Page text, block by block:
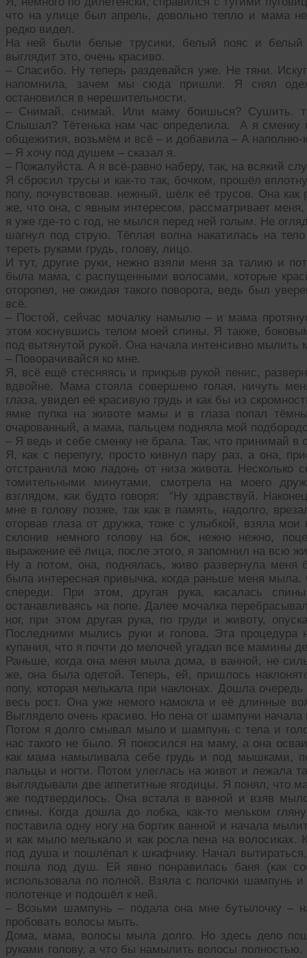
что на улице был апрель, довольно тепло и мама
редко видел.
На ней были белые трусики, белый пояс и
выглядит это, очень красиво.
– Спасибо. Ну теперь раздевайся уже. Не тяни.
напомнила, зачем мы сюда пришли. Я снял
остановился в нерешительности.
– Снимай, снимай. Или маму боишься? Сушить.
Слышал? Тётенька нам час определила. А я сменку
общежития, возьмём и всё – и добавила – А наполню-
– Я хочу под душем – сказал я.
– Пожалуйста. А я всё-равно наберу, так, на всякий
Я сбросил трусы и как-то так, бочком, прошёл
попу, почувствовав. нежный, шёлк её трусов. Она как
же, что она, с явным интересом, рассматривает
я уже где-то с год, не мылся перед ней голым. Не
шагнул под струю. Тёплая волна накатилась на
тереть руками грудь, голову, лицо.
И тут, другие руки, нежно взяли меня за талию и
была мама, с распущенными волосами, которые
оторопел, не ожидая такого поворота, ведь был
всё.
– Постой, сейчас мочалку намылю – и мама
этом коснувшись телом моей спины. Я также,
под вытянутой рукой. Она начала интенсивно
– Поворачивайся ко мне.
Я, всё ещё стесняясь и прикрыв рукой пенис,
вдвойне. Мама стояла совершено голая, ничуть
глаза, увидел её красивую грудь и как бы из
ямке пупка на животе мамы и в глаза попал
очарованный, а мама, пальцем подняла мой
– Я ведь и себе сменку не брала. Так, что принимай
Я, как с перепугу, просто кивнул пару раз, а она,
отстранила мою ладонь от низа живота. Несколько
томительными минутами, смотрела на моего
взглядом, как будто говоря: “Ну здравствуй.
мне в голову позже, так как в память, надолго,
оторвав глаза от дружка, тоже с улыбкой, взяла
склонив немного голову на бок, нежно нежно,
выражение её лица, после этого, я запомнил на всю
Ну а потом, она, поднялась, живо развернула
была интересная привычка, когда раньше меня
спереди. При этом, другая рука, касалась
останавливаясь на попе. Далее мочалка
ног, при этом другая рука, по груди и животу,
Последними мылись руки и голова. Эта процедура
купания, что я почти до мелочей угадал все мамины
Раньше, когда она меня мыла дома, в ванной, не
же, она была одетой. Теперь, ей, пришлось
попу, которая мелькала при наклонах. Дошла
весь рост. Она уже немого намокла и её длинные
Выглядело очень красиво. Но пена от шампуни начала
Потом я долго смывал мыло и шампунь с тела и
нас такого не было. Я покосился на маму, а она
как мама намыливала себе грудь и под мышками,
пальцы и ногти. Потом улеглась на живот и лежала
выглядывали две аппетитные ягодицы. Я понял, что
же подтвердилось. Она встала в ванной и взяв
спины. Когда дошла до лобка, как-то мельком
поставила одну ногу на бортик ванной и начала
и как мыло мелькало и как росла пена на
под душа и пошлёпал к шкафчику. Начал
пошла под душ. Ей явно понравилась баня (как
использовала по полной. Взяла с полочки шампунь
полотенце и подошёл к ней.
– Возьми шампунь – подала она мне бутылочку –
пробовать волосы мыть.
Дома, мама, волосы мыла долго. Но здесь дело
руками голову, а что бы намылить волосы